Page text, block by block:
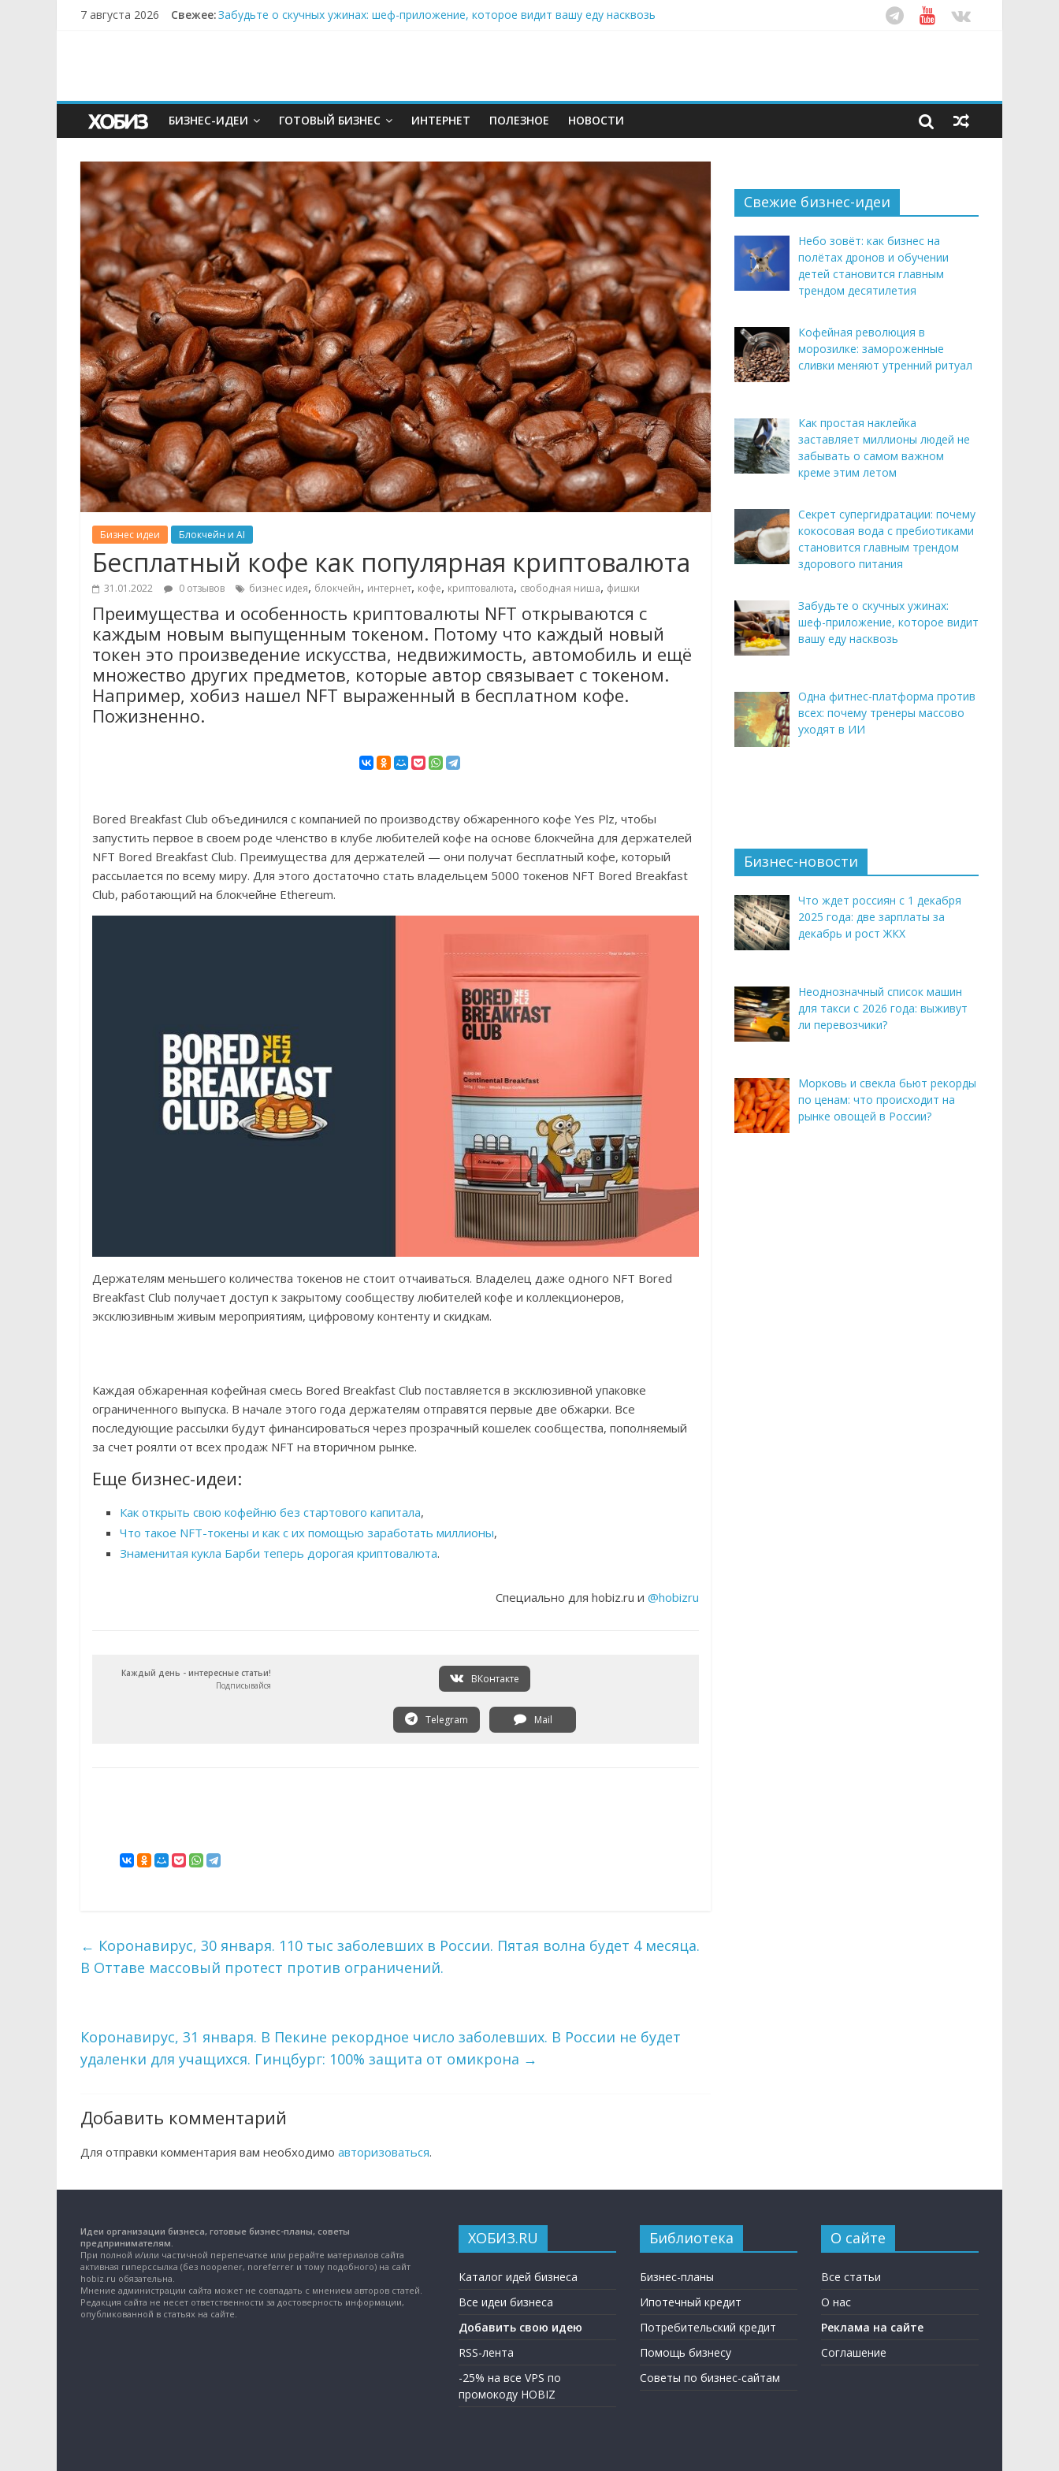
7 августа 2026 Свежее:Забудьте о скучных ужинах: шеф-приложение, которое видит вашу еду насквозь
БИЗНЕС-ИДЕИ ГОТОВЫЙ БИЗНЕС ИНТЕРНЕТ ПОЛЕЗНОЕ НОВОСТИ
Бизнес идеи Блокчейн и AI
Бесплатный кофе как популярная криптовалюта
31.01.2022 0 отзывов бизнес идея, блокчейн, интернет, кофе, криптовалюта, свободная ниша, фишки
Преимущества и особенность криптовалюты NFT открываются с
каждым новым выпущенным токеном. Потому что каждый новый
токен это произведение искусства, недвижимость, автомобиль и ещё
множество других предметов, которые автор связывает с токеном.
Например, хобиз нашел NFT выраженный в бесплатном кофе.
Пожизненно.
Bored Breakfast Club объединился с компанией по производству обжаренного кофе Yes Plz, чтобы
запустить первое в своем роде членство в клубе любителей кофе на основе блокчейна для держателей
NFT Bored Breakfast Club. Преимущества для держателей — они получат бесплатный кофе, который
рассылается по всему миру. Для этого достаточно стать владельцем 5000 токенов NFT Bored Breakfast
Club, работающий на блокчейне Ethereum.
Держателям меньшего количества токенов не стоит отчаиваться. Владелец даже одного NFT Bored
Breakfast Club получает доступ к закрытому сообществу любителей кофе и коллекционеров,
эксклюзивным живым мероприятиям, цифровому контенту и скидкам.
Каждая обжаренная кофейная смесь Bored Breakfast Club поставляется в эксклюзивной упаковке
ограниченного выпуска. В начале этого года держателям отправятся первые две обжарки. Все
последующие рассылки будут финансироваться через прозрачный кошелек сообщества, пополняемый
за счет роялти от всех продаж NFT на вторичном рынке.
Еще бизнес-идеи:
Как открыть свою кофейню без стартового капитала,
Что такое NFT-токены и как с их помощью заработать миллионы,
Знаменитая кукла Барби теперь дорогая криптовалюта.
Специально для hobiz.ru и @hobizru
Каждый день - интересные статьи!
Подписывайся
ВКонтакте
Telegram Mail
← Коронавирус, 30 января. 110 тыс заболевших в России. Пятая волна будет 4 месяца.
В Оттаве массовый протест против ограничений.
Коронавирус, 31 января. В Пекине рекордное число заболевших. В России не будет
удаленки для учащихся. Гинцбург: 100% защита от омикрона →
Добавить комментарий
Для отправки комментария вам необходимо авторизоваться.
Свежие бизнес-идеи
Небо зовёт: как бизнес на
полётах дронов и обучении
детей становится главным
трендом десятилетия
Кофейная революция в
морозилке: замороженные
сливки меняют утренний ритуал
Как простая наклейка
заставляет миллионы людей не
забывать о самом важном
креме этим летом
Секрет супергидратации: почему
кокосовая вода с пребиотиками
становится главным трендом
здорового питания
Забудьте о скучных ужинах:
шеф-приложение, которое видит
вашу еду насквозь
Одна фитнес-платформа против
всех: почему тренеры массово
уходят в ИИ
Бизнес-новости
Что ждет россиян с 1 декабря
2025 года: две зарплаты за
декабрь и рост ЖКХ
Неоднозначный список машин
для такси с 2026 года: выживут
ли перевозчики?
Морковь и свекла бьют рекорды
по ценам: что происходит на
рынке овощей в России?
Идеи организации бизнеса, готовые бизнес-планы, советы
предпринимателям.
При полной и/или частичной перепечатке или рерайте материалов сайта
активная гиперссылка (без noopener, noreferrer и тому подобного) на сайт
hobiz.ru обязательна.
Мнение администрации сайта может не совпадать с мнением авторов статей.
Редакция сайта не несет ответственности за достоверность информации,
опубликованной в статьях на сайте.
ХОБИЗ.RU
Каталог идей бизнеса
Все идеи бизнеса
Добавить свою идею
RSS-лента
-25% на все VPS по
промокоду HOBIZ
Библиотека
Бизнес-планы
Ипотечный кредит
Потребительский кредит
Помощь бизнесу
Советы по бизнес-сайтам
О сайте
Все статьи
О нас
Реклама на сайте
Соглашение